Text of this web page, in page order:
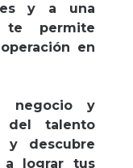
y a una
te permite
en
negocio y
del talento
y descubre
a lograr tus